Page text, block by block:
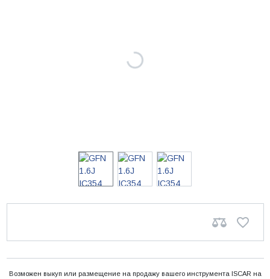
Возможен выкуп или размещение на продажу вашего инструмента ISCAR на